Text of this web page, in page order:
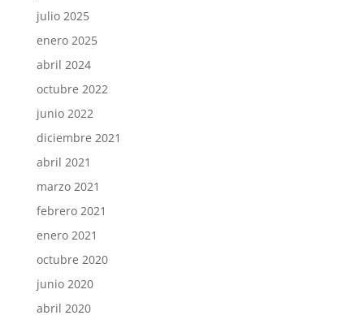
julio 2025
enero 2025
abril 2024
octubre 2022
junio 2022
diciembre 2021
abril 2021
marzo 2021
febrero 2021
enero 2021
octubre 2020
junio 2020
abril 2020